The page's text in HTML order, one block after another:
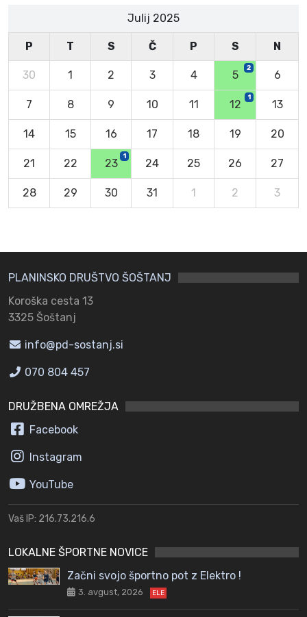
Julij 2025
P T S Č P S N
30 1 2 3 4 5
2
6
7 8 9 10 11 12
1
13
14 15 16 17 18 19 20
21 22 23
1
24 25 26 27
28 29 30 31 1 2 3
PLANINSKO DRUŠTVO ŠOŠTANJ
Koroška cesta 13
3325 Šoštanj
info@pd-sostanj.si
070 804 457
DRUŽBENA OMREŽJA
Facebook
Instagram
YouTube
Vaš IP: 216.73.216.6
LOKALNE ŠPORTNE NOVICE
Začni svojo športno pot z Elektro !
3. avgust, 2026 ELE